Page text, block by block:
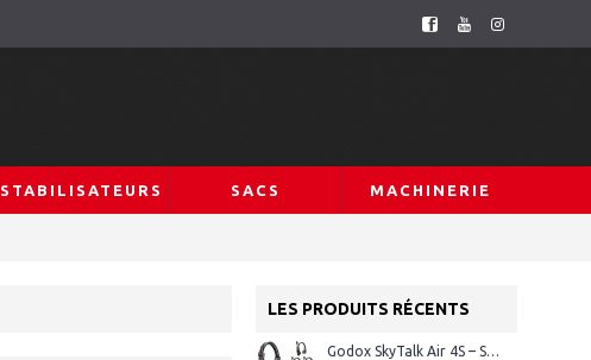
STABILISATEURS SACS MACHINERIE
LES PRODUITS RÉCENTS
Godox SkyTalk Air 4S – Système d’intercom sans fil Full-Duplex